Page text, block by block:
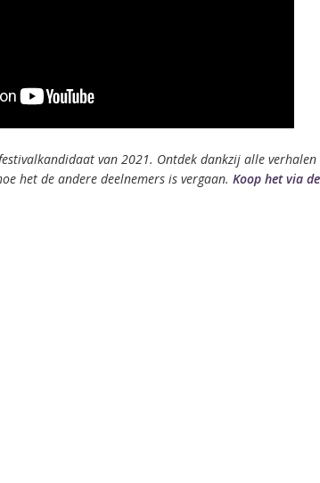
van 2021. Ontdek dankzij alle verhalen
het de andere deelnemers is vergaan. Koop het via